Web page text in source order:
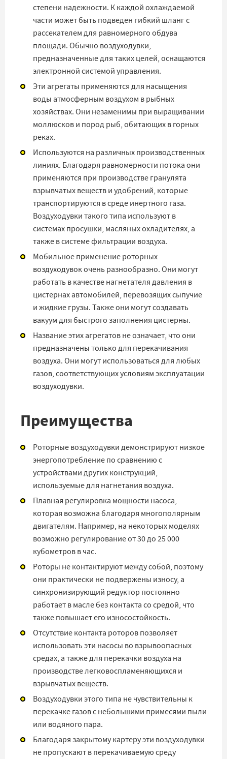
степени надежности. К каждой охлаждаемой
части может быть подведен гибкий шланг с
рассекателем для равномерного обдува
площади. Обычно воздуходувки,
предназначенные для таких целей, оснащаются
электронной системой управления.
Эти агрегаты применяются для насыщения
воды атмосферным воздухом в рыбных
хозяйствах. Они незаменимы при выращивании
моллюсков и пород рыб, обитающих в горных
реках.
Используются на различных производственных
линиях. Благодаря равномерности потока они
применяются при производстве гранулята
взрывчатых веществ и удобрений, которые
транспортируются в среде инертного газа.
Воздуходувки такого типа используют в
системах просушки, масляных охладителях, а
также в системе фильтрации воздуха.
Мобильное применение роторных
воздуходувок очень разнообразно. Они могут
работать в качестве нагнетателя давления в
цистернах автомобилей, перевозящих сыпучие
и жидкие грузы. Также они могут создавать
вакуум для быстрого заполнения цистерны.
Название этих агрегатов не означает, что они
предназначены только для перекачивания
воздуха. Они могут использоваться для любых
газов, соответствующих условиям эксплуатации
воздуходувки.
Преимущества
Роторные воздуходувки демонстрируют низкое
энергопотребление по сравнению с
устройствами других конструкций,
используемые для нагнетания воздуха.
Плавная регулировка мощности насоса,
которая возможна благодаря многополярным
двигателям. Например, на некоторых моделях
возможно регулирование от 30 до 25 000
кубометров в час.
Роторы не контактируют между собой, поэтому
они практически не подвержены износу, а
синхронизирующий редуктор постоянно
работает в масле без контакта со средой, что
также повышает его износостойкость.
Отсутствие контакта роторов позволяет
использовать эти насосы во взрывоопасных
средах, а также для перекачки воздуха на
производстве легковоспламеняющихся и
взрывчатых веществ.
Воздуходувки этого типа не чувствительны к
перекачке газов с небольшими примесями пыли
или водяного пара.
Благодаря закрытому картеру эти воздуходувки
не пропускают в перекачиваемую среду